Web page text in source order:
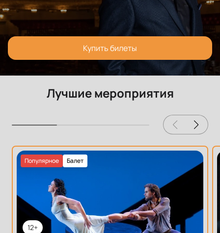
Купить билеты
Лучшие мероприятия
12+
Балет
Популярное